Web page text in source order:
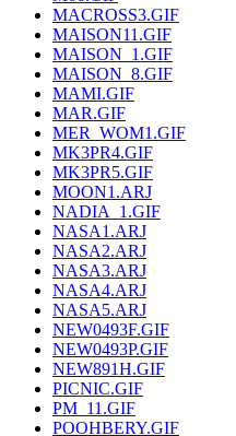
MACROSS3.GIF
MAISON11.GIF
MAISON_1.GIF
MAISON_8.GIF
MAMI.GIF
MAR.GIF
MER_WOM1.GIF
MK3PR4.GIF
MK3PR5.GIF
MOON1.ARJ
NADIA_1.GIF
NASA1.ARJ
NASA2.ARJ
NASA3.ARJ
NASA4.ARJ
NASA5.ARJ
NEW0493F.GIF
NEW0493P.GIF
NEW891H.GIF
PICNIC.GIF
PM_11.GIF
POOHBERY.GIF